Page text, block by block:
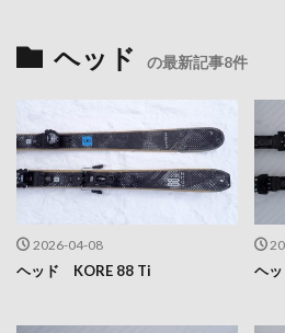
ヘッド の最新記事8件
2026-04-08
ヘッド KORE 88 Ti ヘ